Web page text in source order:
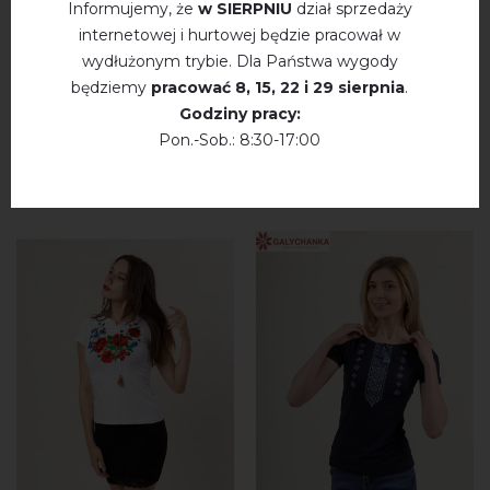
WYSZUKAJ PODOBNE
Informujemy, że w SIERPNIU dział sprzedaży
internetowej i hurtowej będzie pracował w
wydłużonym trybie. Dla Państwa wygody
będziemy pracować 8, 15, 22 і 29 sierpnia.
Godziny pracy:
Pon.-Sob.: 8:30-17:00